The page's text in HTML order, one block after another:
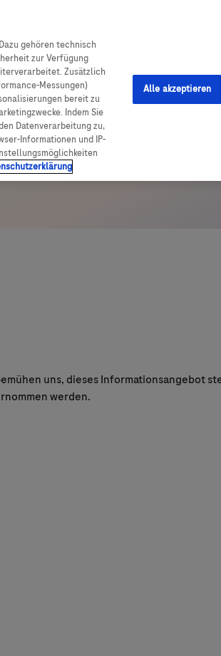
uns, dieses Informationsangebot
werden.
gehören technisch
zur Verfügung
Zusätzlich
Messungen)
bereit zu
Indem Sie
Datenverarbeitung zu,
Informationen und IP-
Alle akzeptieren